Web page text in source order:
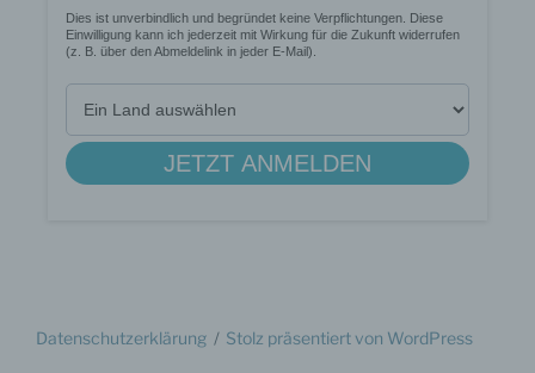
Datenschutz­erklärung Stolz präsentiert von WordPress
nutzerfreundlicher, effektiver und sicherer zu
machen. Local Storage und SessionStorage ist
eine Technologie, mit welcher ihr Browser Daten
auf Ihrem Computer oder mobilen Gerät
abspeichert. Cookies sind Textdateien, welche
über einen Internetbrowser auf einem
Computersystem abgelegt und gespeichert
werden. Sie können die Verwendung von Cookies,
Cookies. Viele Cookies enthalten eine sogenannte
Cookie-ID. Eine Cookie-ID ist eine eindeutige